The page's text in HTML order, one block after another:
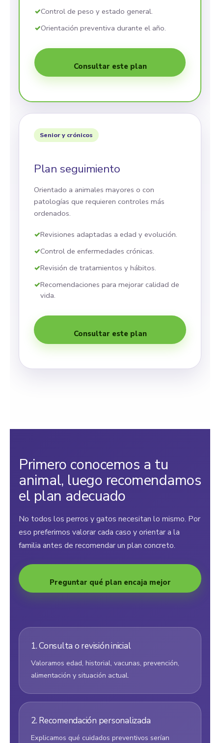
Control de peso y estado general.
Orientación preventiva durante el año.
Consultar este plan
Senior y crónicos
Plan seguimiento
Orientado a animales mayores o con
patologías que requieren controles más
ordenados.
Revisiones adaptadas a edad y evolución.
Control de enfermedades crónicas.
Revisión de tratamientos y hábitos.
Recomendaciones para mejorar calidad de
vida.
Consultar este plan
Primero conocemos a tu
animal, luego recomendamos
el plan adecuado
No todos los perros y gatos necesitan lo mismo. Por
eso preferimos valorar cada caso y orientar a la
familia antes de recomendar un plan concreto.
Preguntar qué plan encaja mejor
1. Consulta o revisión inicial
Valoramos edad, historial, vacunas, prevención,
alimentación y situación actual.
2. Recomendación personalizada
Explicamos qué cuidados preventivos serían